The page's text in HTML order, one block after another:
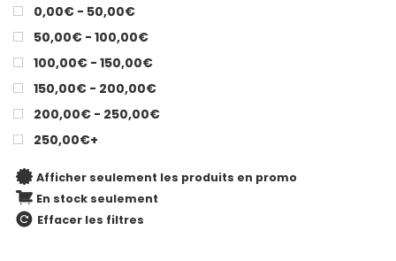
0,00€ - 50,00€
50,00€ - 100,00€
100,00€ - 150,00€
150,00€ - 200,00€
200,00€ - 250,00€
250,00€+
Afficher seulement les produits en promo
En stock seulement
Effacer les filtres